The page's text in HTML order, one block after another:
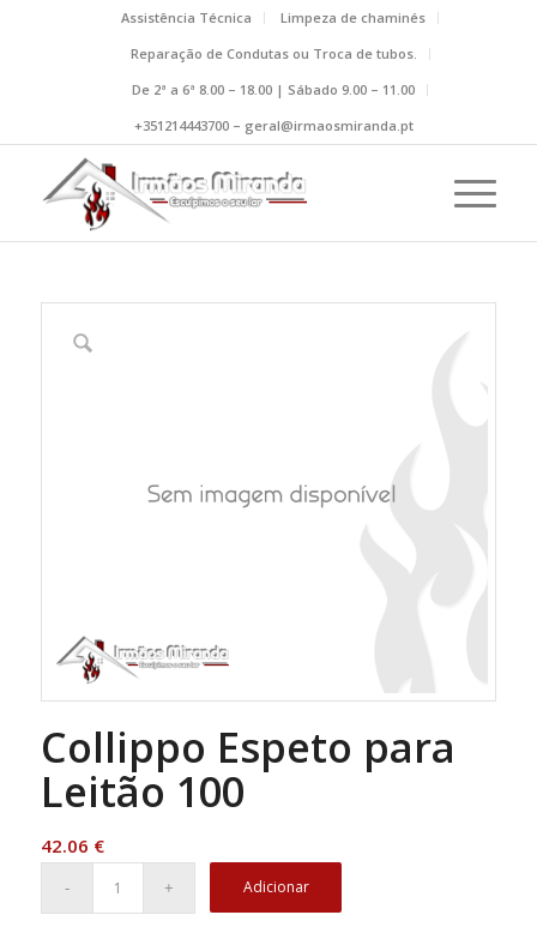
Assistência Técnica
Limpeza de chaminés
Reparação de Condutas ou Troca de tubos.
De 2ª a 6ª 8.00 – 18.00 | Sábado 9.00 – 11.00
+351214443700 – geral@irmaosmiranda.pt
Collippo Espeto para
Leitão 100
42.06 €
Adicionar